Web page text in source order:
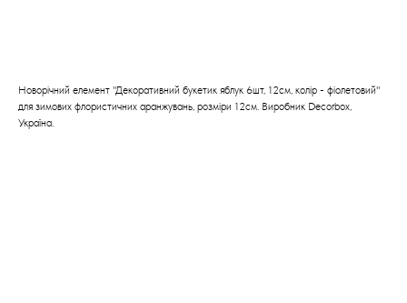
Новорічний елемент "Декоративний букетик яблук 6шт, 12см, колір - фіолетовий"
для зимових флористичних аранжувань, розміри 12см. Виробник Decorbox,
Україна.